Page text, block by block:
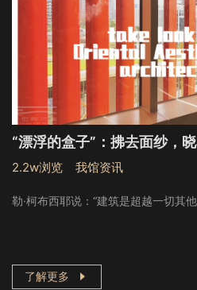
2.2w浏览 我馆资讯
勒·柯布西耶说：“建筑是超越一切其他
了解更多